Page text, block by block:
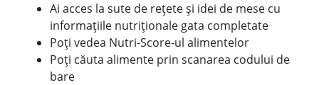
Ai acces la sute de rețete și idei de mese cu
informațiile nutriționale gata completate
Poți vedea Nutri-Score-ul alimentelor
Poți căuta alimente prin scanarea codului de
bare